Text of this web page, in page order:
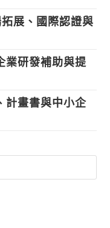
展、國際認證與
業研發補助與提
計畫書與中小企